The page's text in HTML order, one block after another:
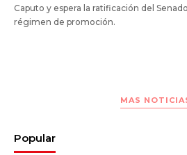
Caputo y espera la ratificación del
régimen de promoción.
MAS
Popular